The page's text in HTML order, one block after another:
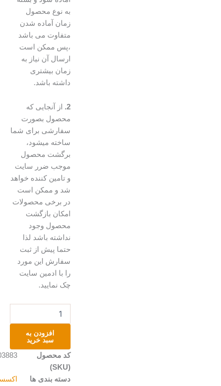
به نوع محصول
زمان آماده شدن
متفاوت می باشد
،پس ممکن است
ارسال آن نیاز به
زمان بیشتری
داشته باشد.
از آنجایی که
محصول بصورت
سفارشی برای شما
ساخته میشود،
برگشت محصول
موجب ضرر سایت
و تامین کننده خواهد
شد و ممکن است
در برخی محصولات
امکان بازگشت
محصول وجود
نداشته باشد لذا
حتما پیش از ثبت
سفارش این مورد
را با ادمین سایت
چک نمایید.
استیل
افزودن به
سبد خرید
کد محصول
A203883
دسته بندی ها اکسسوری,